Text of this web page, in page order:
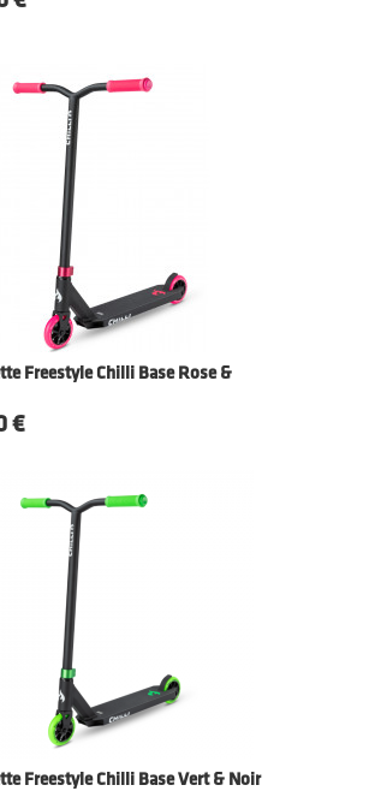
Freestyle Chilli Base Rose &
€
Freestyle Chilli Base Vert & Noir